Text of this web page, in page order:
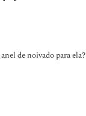
de noivado para ela?